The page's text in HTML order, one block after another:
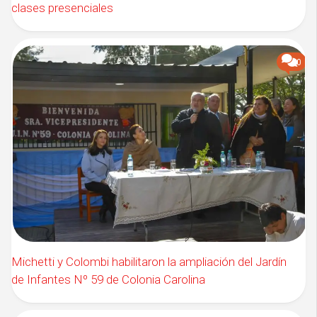
clases presenciales
0
Michetti y Colombi habilitaron la ampliación del Jardín
de Infantes Nº 59 de Colonia Carolina